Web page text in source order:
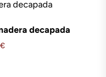
decapada
€